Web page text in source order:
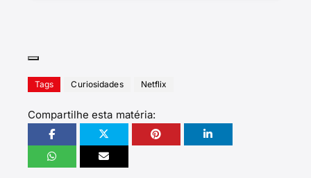
Tags Curiosidades Netflix
Compartilhe esta matéria: